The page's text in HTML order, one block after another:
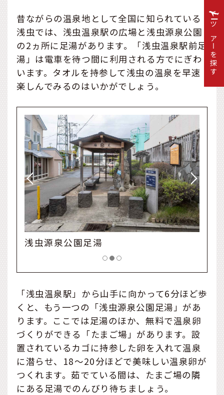
昔ながらの温泉地として全国に知られている
浅虫では、浅虫温泉駅の広場と浅虫源泉公園
の2ヵ所に足湯があります。「浅虫温泉駅前足
湯」は電車を待つ間に利用される方でにぎわ
います。タオルを持参して浅虫の温泉を早速
楽しんでみるのはいかがでしょう。
浅虫源泉公園足湯併設の「たまご場」
「浅虫温泉駅」から山手に向かって6分ほど歩
くと、もう一つの「浅虫源泉公園足湯」があ
ります。ここでは足湯のほか、無料で温泉卵
づくりができる「たまご場」があります。設
置されているカゴに持参した卵を入れて温泉
に潜らせ、18～20分ほどで美味しい温泉卵が
つくれます。茹でている間は、たまご場の隣
にある足湯でのんびり待ちましょう。
ツアーを探す